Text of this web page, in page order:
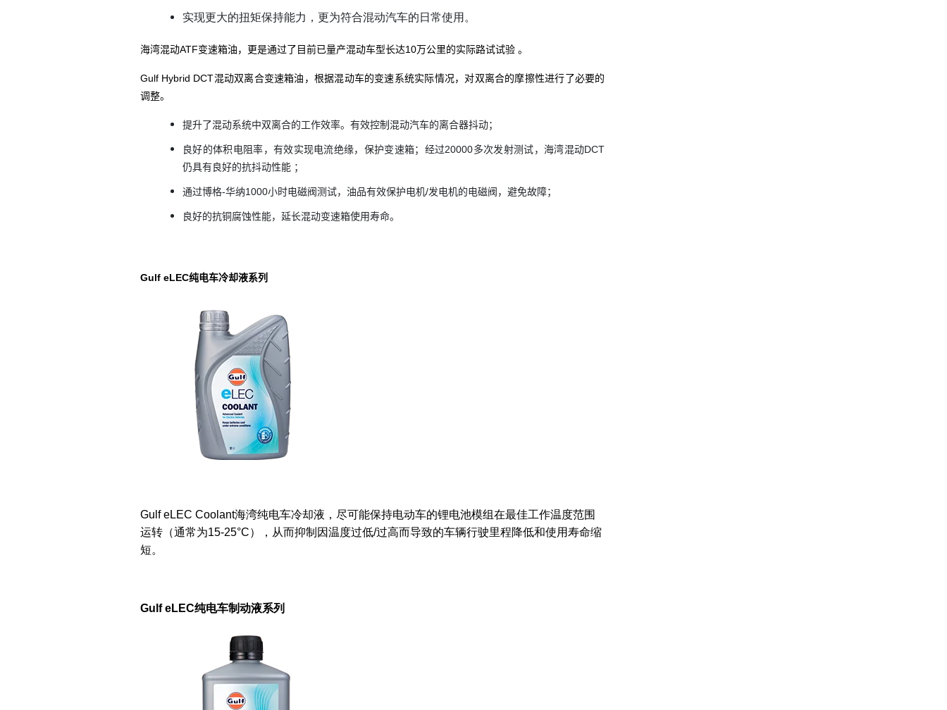
实现更大的扭矩保持能力，更为符合混动汽车的日常使用。
海湾混动ATF变速箱油，更是通过了目前已量产混动车型长达10万公里的实际路试试验 。
Gulf Hybrid DCT混动双离合变速箱油，根据混动车的变速系统实际情况，对双离合的摩擦性进行了必要的
调整。
提升了混动系统中双离合的工作效率。有效控制混动汽车的离合器抖动；
良好的体积电阻率，有效实现电流绝缘，保护变速箱；经过20000多次发射测试，海湾混动DCT
仍具有良好的抗抖动性能 ；
通过博格-华纳1000小时电磁阀测试，油品有效保护电机/发电机的电磁阀，避免故障；
良好的抗铜腐蚀性能，延长混动变速箱使用寿命。
Gulf eLEC纯电车冷却液系列
Gulf eLEC Coolant海湾纯电车冷却液，尽可能保持电动车的锂电池模组在最佳工作温度范围
运转（通常为15-25°C），从而抑制因温度过低/过高而导致的车辆行驶里程降低和使用寿命缩
短。
Gulf eLEC纯电车制动液系列